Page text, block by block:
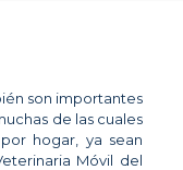
son importantes
de las cuales
hogar, ya sean
Móvil del